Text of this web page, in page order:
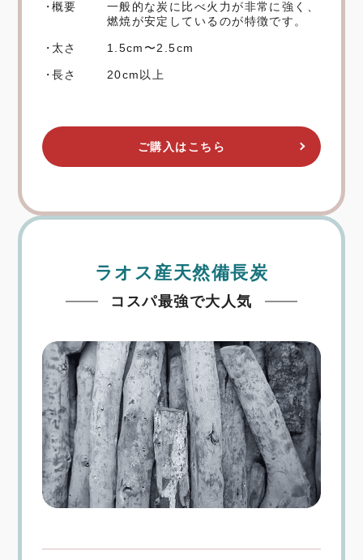
概要
一般的な炭に比べ火力が非常に強く、
燃焼が安定しているのが特徴です。
太さ 1.5cm〜2.5cm
長さ 20cm以上
ご購入はこちら
ラオス産天然備長炭
コスパ最強で大人気